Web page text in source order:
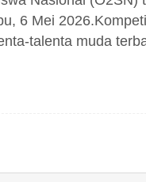
6 Mei
talenta muda